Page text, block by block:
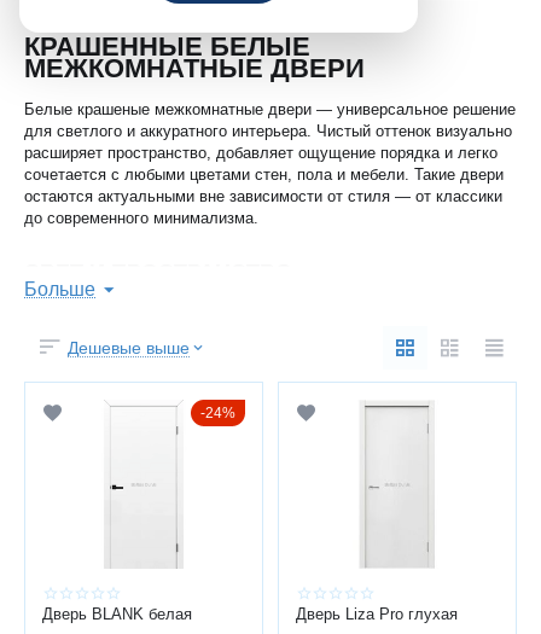
КРАШЕННЫЕ БЕЛЫЕ
МЕЖКОМНАТНЫЕ ДВЕРИ
Белые крашеные межкомнатные двери — универсальное решение
для светлого и аккуратного интерьера. Чистый оттенок визуально
расширяет пространство, добавляет ощущение порядка и легко
сочетается с любыми цветами стен, пола и мебели. Такие двери
остаются актуальными вне зависимости от стиля — от классики
до современного минимализма.
Вы получаете:
больше света в комнате
ощущение чистоты и аккуратности
Особенно подходят для небольших квартир и тёмных коридоров.
РОВНАЯ ОКРАШЕННАЯ ПОВЕРХНОСТЬ
Больше
Дешевые выше
24%
Дверь BLANK белая Дверь Liza Pro глухая